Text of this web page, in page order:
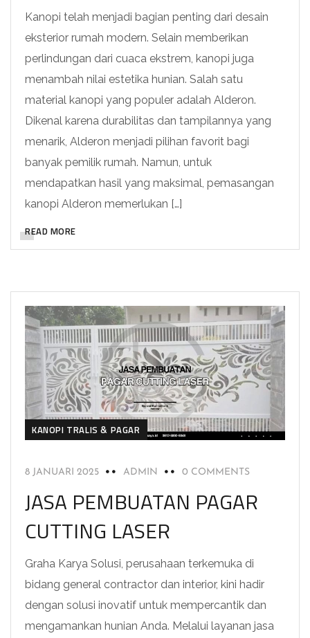
Kanopi telah menjadi bagian penting dari desain
eksterior rumah modern. Selain memberikan
perlindungan dari cuaca ekstrem, kanopi juga
menambah nilai estetika hunian. Salah satu
material kanopi yang populer adalah Alderon.
Dikenal karena durabilitas dan tampilannya yang
menarik, Alderon menjadi pilihan favorit bagi
banyak pemilik rumah. Namun, untuk
mendapatkan hasil yang maksimal, pemasangan
kanopi Alderon memerlukan […]
READ MORE
KANOPI TRALIS & PAGAR
8 JANUARI 2025 ADMIN 0 COMMENTS
JASA PEMBUATAN PAGAR
CUTTING LASER
Graha Karya Solusi, perusahaan terkemuka di
bidang general contractor dan interior, kini hadir
dengan solusi inovatif untuk mempercantik dan
mengamankan hunian Anda. Melalui layanan jasa